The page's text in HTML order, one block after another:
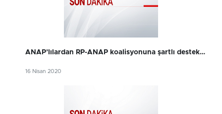
ANAP’lılardan RP-ANAP koalisyonuna şartlı destek…
16 Nisan 2020